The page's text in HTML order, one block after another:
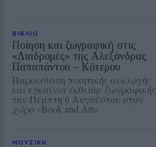
ΒΙΒΛΙΟ
Ποίηση και ζωγραφική στις
«Διαδρομές» της Αλεξάνδρας
Παπαπάντου – Κότερου
Παρουσίαση ποιητικής συλλογής
και εγκαίνια έκθεσης ζωγραφικής
την Πέμπτη 6 Αυγούστου στον
χώρο «Book and Art»
ΜΟΥΣΙΚΗ